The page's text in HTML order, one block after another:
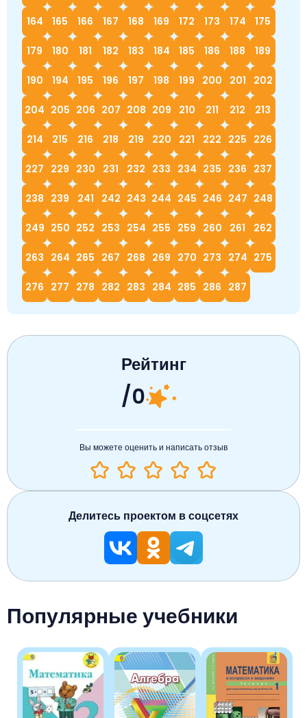
164 165 166 167 168 169 172 173 174 175
179 180 181 182 183 184 185 186 188 189
190 194 195 196 197 198 199 200 201 202
204 205 206 207 208 209 210 211 212 213
214 215 216 218 219 220 221 222 225 226
227 229 230 231 232 233 234 235 236 237
238 239 241 242 243 244 245 246 247 248
249 250 252 253 254 255 259 260 261 262
263 264 265 267 268 269 270 273 274 275
276 277 278 282 283 284 285 286 287
Популярные учебники
Рейтинг
/0
Вы можете оценить и написать отзыв
Делитесь проектом в соцсетях